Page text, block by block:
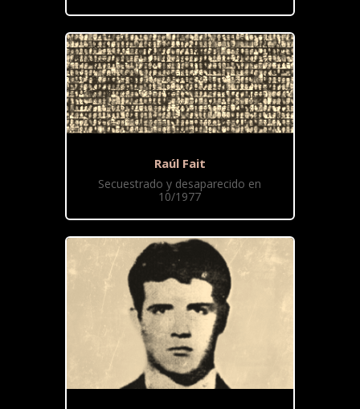
Raúl Fait
Secuestrado y desaparecido en
10/1977